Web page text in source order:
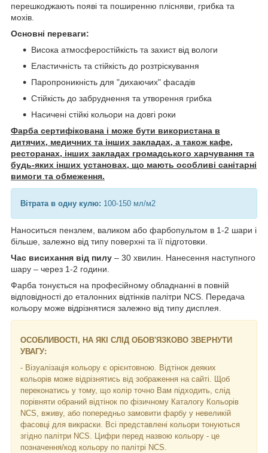
перешкоджають появі та поширенню плісняви, грибка та
мохів.
Основні переваги:
Висока атмосферостійкість та захист від вологи
Еластичність та стійкість до розтріскування
Паропроникність для "дихаючих" фасадів
Стійкість до забруднення та утворення грибка
Насичені стійкі кольори на довгі роки
Фарба сертифікована і може бути використана в
дитячих, медичних та інших закладах, а також кафе,
ресторанах, інших закладах громадського харчування та
будь-яких інших установах, що мають особливі санітарні
вимоги та обмеження.
Вітрата в одну кулю: 100-150 мл/м2
Наноситься пензлем, валиком або фарбопультом в 1-2 шари і
більше, залежно від типу поверхні та її підготовки.
Час висихання від пилу – 30 хвилин. Нанесення наступного
шару – через 1-2 години.
Фарба тонується на професійному обладнанні в повній
відповідності до еталонних відтінків палітри NCS. Передача
кольору може відрізнятися залежно від типу дисплея.
ОСОБЛИВОСТІ, НА ЯКІ СЛІД ОБОВ'ЯЗКОВО ЗВЕРНУТИ
УВАГУ:
- Візуалізація кольору є орієнтовною. Відтінок деяких
кольорів може відрізнятись від зображення на сайті. Щоб
переконатись у тому, що колір точно Вам підходить, слід
порівняти обраний відтінок по фізичному Каталогу Кольорів
NCS, вживу, або попередньо замовити фарбу у невеликій
фасовці для викраски. Всі представлені кольори тонуються
згідно палітри NCS. Цифри перед назвою кольору - це
позначення/код кольору по палітрі NCS.